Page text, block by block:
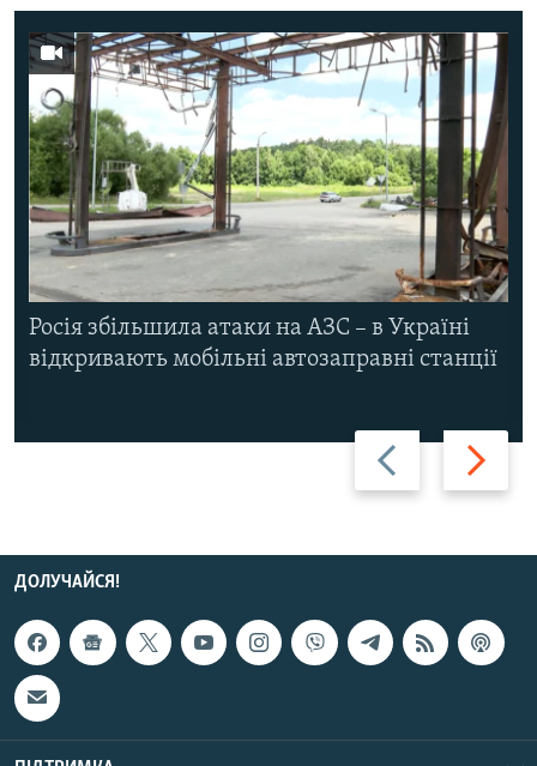
Назад Вперед
Росія збільшила атаки на АЗС – в Україні
відкривають мобільні автозаправні станції
ДОЛУЧАЙСЯ!